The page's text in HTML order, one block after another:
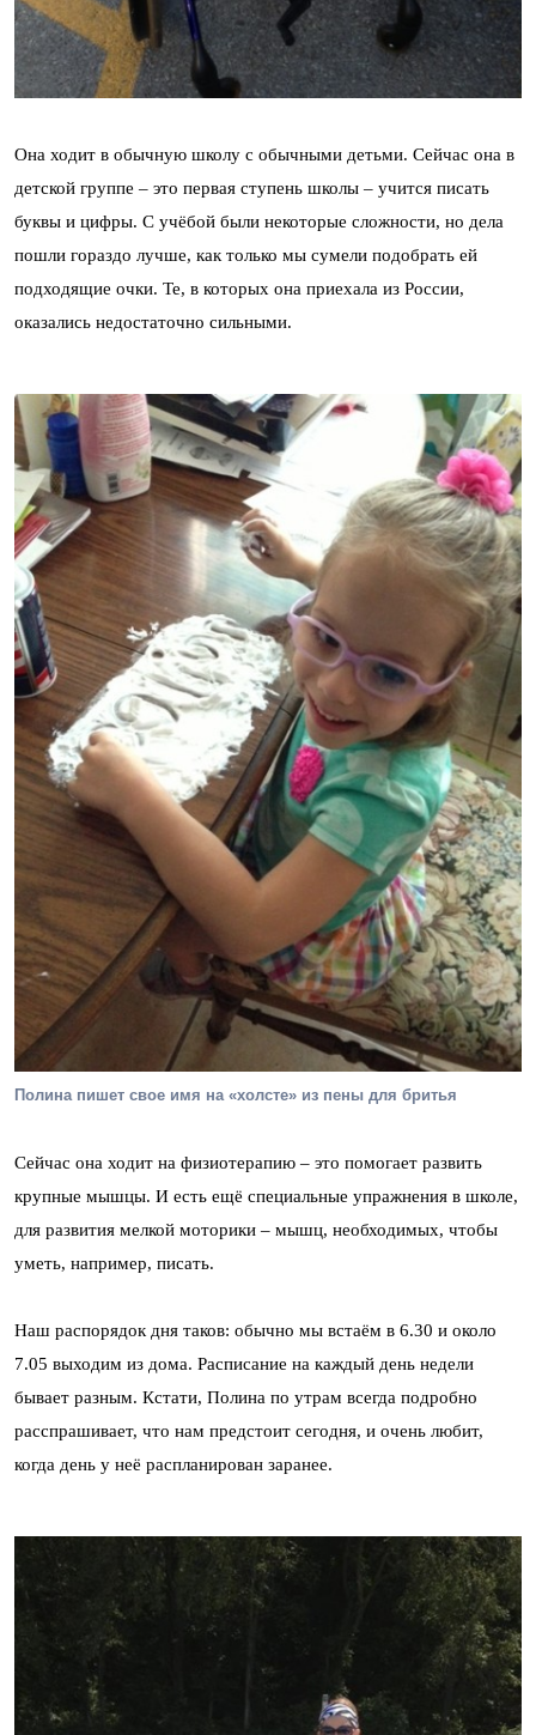
Она ходит в обычную школу с обычными детьми. Сейчас она в
детской группе – это первая ступень школы – учится писать
буквы и цифры. С учёбой были некоторые сложности, но дела
пошли гораздо лучше, как только мы сумели подобрать ей
подходящие очки. Те, в которых она приехала из России,
оказались недостаточно сильными.
Полина пишет свое имя на «холсте» из пены для бритья
Сейчас она ходит на физиотерапию – это помогает развить
крупные мышцы. И есть ещё специальные упражнения в школе,
для развития мелкой моторики – мышц, необходимых, чтобы
уметь, например, писать.
Наш распорядок дня таков: обычно мы встаём в 6.30 и около
7.05 выходим из дома. Расписание на каждый день недели
бывает разным. Кстати, Полина по утрам всегда подробно
расспрашивает, что нам предстоит сегодня, и очень любит,
когда день у неё распланирован заранее.